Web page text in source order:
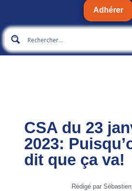
Adhérer
CSA du 23
2023:
dit que ça va!
Rédigé par